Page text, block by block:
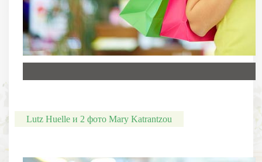
Lutz Huelle и 2 фото Mary Katrantzou